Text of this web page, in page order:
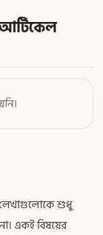
লেখাগুলোকে শুধু
একই বিষয়ের